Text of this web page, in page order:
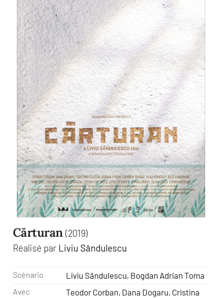
Cărturan (2019)
Réalisé par Liviu Săndulescu
Scénario Liviu Săndulescu, Bogdan Adrian Toma
Avec
Teodor Corban, Dana Dogaru, Cristina